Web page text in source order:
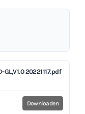
GL,V1.0 20221117.pdf
Downloaden